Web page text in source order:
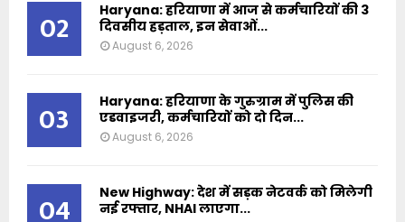
02
Haryana: हरियाणा में आज से कर्मचारियों की 3
दिवसीय हड़ताल, इन सेवाओं...
August 6, 2026
03
Haryana: हरियाणा के गुरुग्राम में पुलिस की
एडवाइजरी, कर्मचारियों को दो दिन...
August 6, 2026
04
New Highway: देश में सड़क नेटवर्क को मिलेगी
नई रफ्तार, NHAI लाएगा...